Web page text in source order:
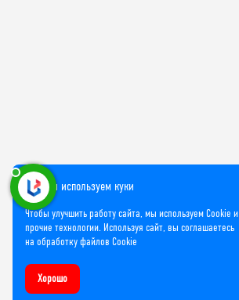
Мы используем куки
Чтобы улучшить работу сайта, мы используем Cookie и
прочие технологии. Используя сайт, вы соглашаетесь
на обработку файлов Cookie
Хорошо